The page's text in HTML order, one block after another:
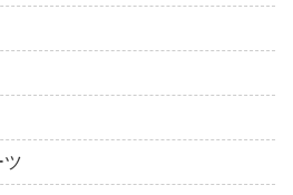
ツ